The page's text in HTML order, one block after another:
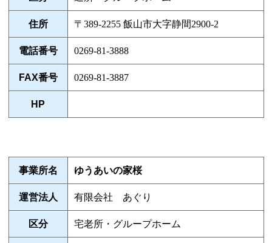
住所 〒389-2255 飯山市大字静間2900-2
電話番号 0269-81-3888
FAX番号 0269-81-3887
HP
事業所名 ゆうあいの家桜
運営法人 有限会社 あぐり
区分 宅老所・グループホーム